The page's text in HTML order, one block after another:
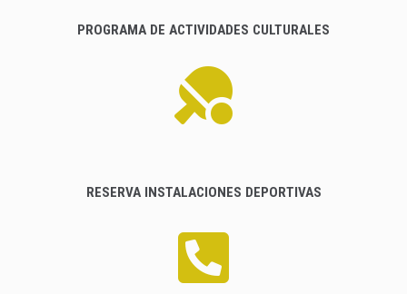
PROGRAMA DE ACTIVIDADES CULTURALES
RESERVA INSTALACIONES DEPORTIVAS